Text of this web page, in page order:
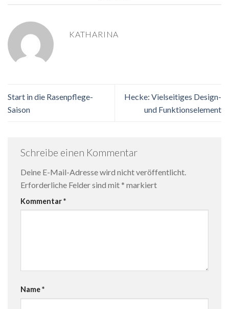
KATHARINA
Start in die Rasenpflege-
Saison
Hecke: Vielseitiges Design-
und Funktionselement
Schreibe einen Kommentar
Deine E-Mail-Adresse wird nicht veröffentlicht.
Erforderliche Felder sind mit * markiert
Kommentar*
Name*